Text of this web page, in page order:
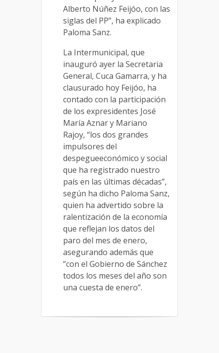
Alberto Núñez Feijóo, con las
siglas del PP”, ha explicado
Paloma Sanz.
La Intermunicipal, que
inauguró ayer la Secretaria
General, Cuca Gamarra, y ha
clausurado hoy Feijóo, ha
contado con la participación
de los expresidentes José
María Aznar y Mariano
Rajoy, “los dos grandes
impulsores del
despegueeconómico y social
que ha registrado nuestro
país en las últimas décadas”,
según ha dicho Paloma Sanz,
quien ha advertido sobre la
ralentización de la economía
que reflejan los datos del
paro del mes de enero,
asegurando además que
“con el Gobierno de Sánchez
todos los meses del año son
una cuesta de enero”.